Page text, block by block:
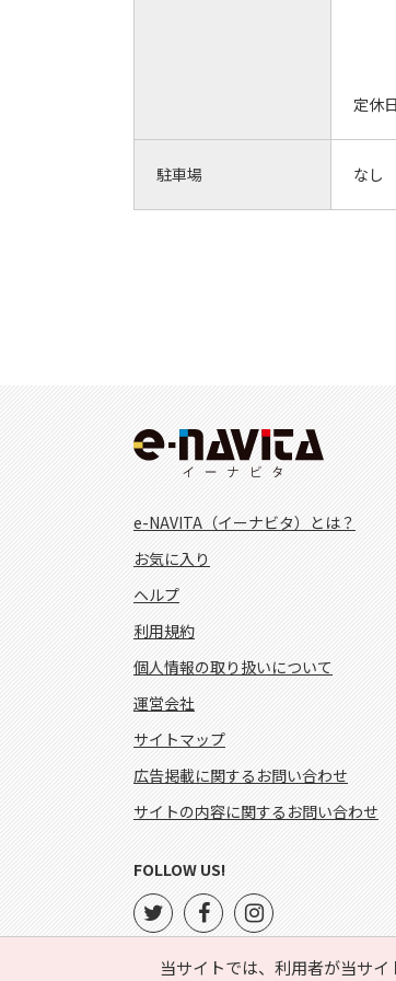
定休
駐車場 なし
当サイトでは、利用者が当サ
e-NAVITA（イーナビタ）とは？
お気に入り
ヘルプ
利用規約
個人情報の取り扱いについて
運営会社
サイトマップ
広告掲載に関するお問い合わせ
サイトの内容に関するお問い合わせ
FOLLOW US!